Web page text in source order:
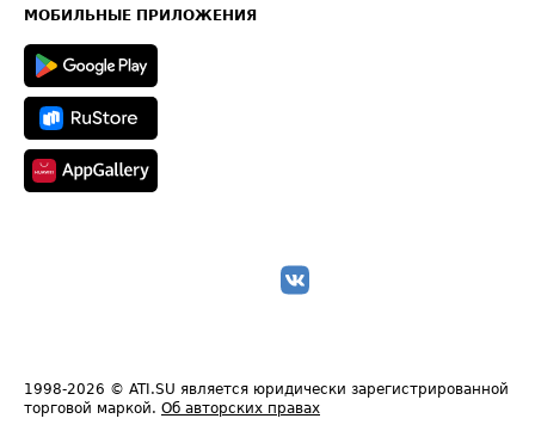
Техническая информация
МОБИЛЬНЫЕ ПРИЛОЖЕНИЯ
1998-2026 © ATI.SU является юридически зарегистрированной
торговой маркой. Об авторских правах